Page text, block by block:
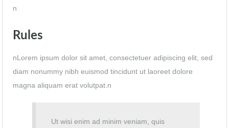
n
Rules
nLorem ipsum dolor sit amet, consectetuer adipiscing elit, sed
diam nonummy nibh euismod tincidunt ut laoreet dolore
magna aliquam erat volutpat.n
Ut wisi enim ad minim veniam, quis